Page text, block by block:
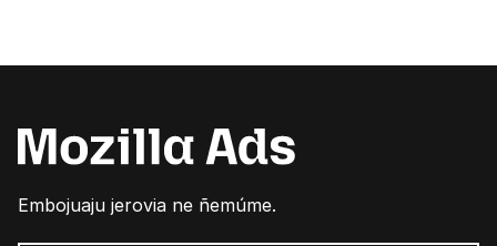
Embojuaju jerovia ne ñemúme.